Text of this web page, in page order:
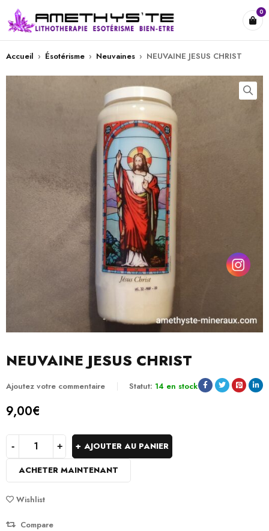
0
Accueil › Ésotérisme › Neuvaines › NEUVAINE JESUS CHRIST
NEUVAINE JESUS CHRIST
Ajoutez votre commentaire Statut: 14 en stock
9,00€
AJOUTER AU PANIER
ACHETER MAINTENANT
Wishlist
Compare